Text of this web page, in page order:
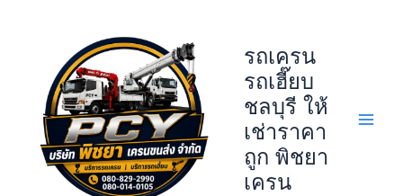
รถเครน
รถเฮี๊ยบ
ชลบุรี ให้
เช่าราคา
ถูก พิชยา
เครน